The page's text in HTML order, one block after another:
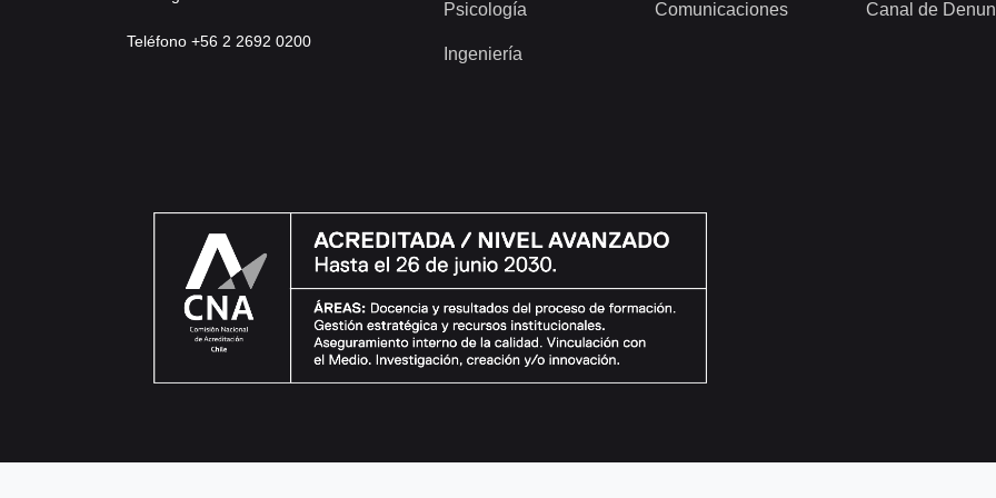
Teléfono +56 2 2692 0200
Psicología
Ingeniería
Comunicaciones Canal de